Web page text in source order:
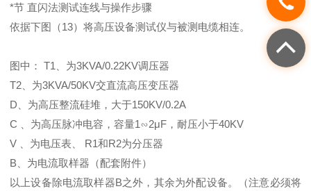
*节 直闪法测试连线与操作步骤
依据下图（13）将高压设备测试仪与被测电缆相连。
图中： T1、为3KVA/0.22KV调压器
T2、为3KVA/50KV交直流高压变压器
D、为高压整流硅堆，大于150KV/0.2A
C 、为高压脉冲电容，容量1∽2μF，耐压小于40KV
V 、为电压表、 R1和R2为分压器
B、为电流取样器（配套附件）
以上设备除电流取样器B之外，其余为外配设备。（注意必须将